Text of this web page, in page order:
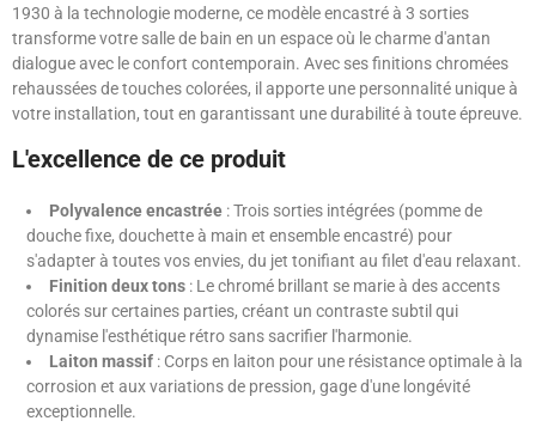
1930 à la technologie moderne, ce modèle encastré à 3 sorties
transforme votre salle de bain en un espace où le charme d'antan
dialogue avec le confort contemporain. Avec ses finitions chromées
rehaussées de touches colorées, il apporte une personnalité unique à
votre installation, tout en garantissant une durabilité à toute épreuve.
L'excellence de ce produit
Polyvalence encastrée : Trois sorties intégrées (pomme de
douche fixe, douchette à main et ensemble encastré) pour
s'adapter à toutes vos envies, du jet tonifiant au filet d'eau relaxant.
Finition deux tons : Le chromé brillant se marie à des accents
colorés sur certaines parties, créant un contraste subtil qui
dynamise l'esthétique rétro sans sacrifier l'harmonie.
Laiton massif : Corps en laiton pour une résistance optimale à la
corrosion et aux variations de pression, gage d'une longévité
exceptionnelle.